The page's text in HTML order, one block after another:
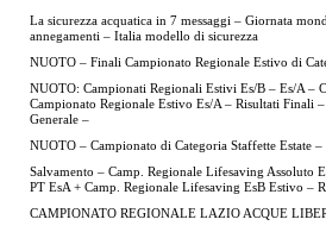
La sicurezza acquatica in 7 messaggi – Giornata
annegamenti – Italia modello di sicurezza
NUOTO – Finali Campionato Regionale Estivo di
NUOTO: Campionati Regionali Estivi Es/B – Es/A –
Campionato Regionale Estivo Es/A – Risultati Finali
Generale –
NUOTO – Campionato di Categoria Staffette Estate
Salvamento – Camp. Regionale Lifesaving Assoluto
PT EsA + Camp. Regionale Lifesaving EsB Estivo –
CAMPIONATO REGIONALE LAZIO ACQUE